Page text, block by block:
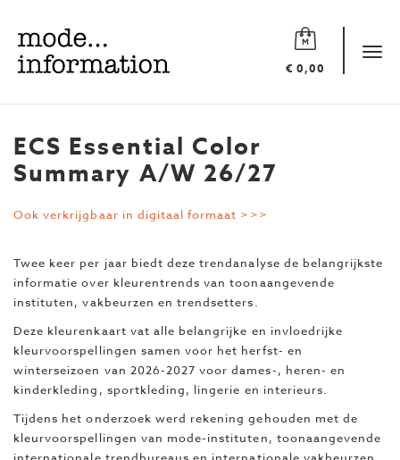
€ 0,00
Mode
information
ECS Essential Color
Summary A/W 26/27
Ook verkrijgbaar in digitaal formaat >>>
Twee keer per jaar biedt deze trendanalyse de belangrijkste
informatie over kleurentrends van toonaangevende
instituten, vakbeurzen en trendsetters.
Deze kleurenkaart vat alle belangrijke en invloedrijke
kleurvoorspellingen samen voor het herfst- en
winterseizoen van 2026-2027 voor dames-, heren- en
kinderkleding, sportkleding, lingerie en interieurs.
Tijdens het onderzoek werd rekening gehouden met de
kleurvoorspellingen van mode-instituten, toonaangevende